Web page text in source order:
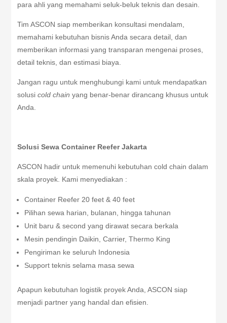
para ahli yang memahami seluk-beluk teknis dan desain.
Tim ASCON siap memberikan konsultasi mendalam,
memahami kebutuhan bisnis Anda secara detail, dan
memberikan informasi yang transparan mengenai proses,
detail teknis, dan estimasi biaya.
Jangan ragu untuk menghubungi kami untuk mendapatkan
solusicold chain yang benar-benar dirancang khusus untuk
Anda.
Solusi Sewa Container Reefer Jakarta
ASCON hadir untuk memenuhi kebutuhan cold chain dalam
skala proyek. Kami menyediakan :
Container Reefer 20 feet & 40 feet
Pilihan sewa harian, bulanan, hingga tahunan
Unit baru & second yang dirawat secara berkala
Mesin pendingin Daikin, Carrier, Thermo King
Pengiriman ke seluruh Indonesia
Support teknis selama masa sewa
Apapun kebutuhan logistik proyek Anda, ASCON siap
menjadi partner yang handal dan efisien.